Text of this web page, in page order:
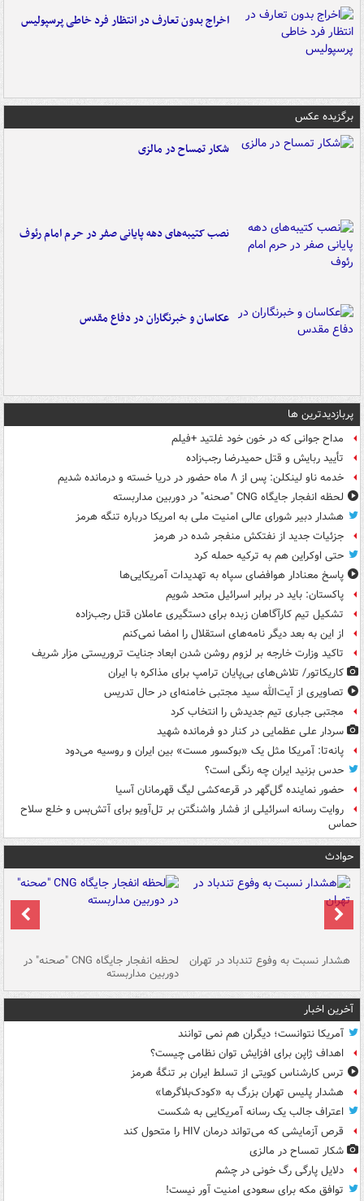
اخراج بدون تعارف در انتظار فرد خاطی پرسپولیس
برگزیده عکس
شکار تمساح در مالزی
نصب کتیبه‌های دهه پایانی صفر در حرم امام رئوف
عکاسان و خبرنگاران در دفاع مقدس
پربازدیدترین ها
مداح جوانی که در خون خود غلتید +فیلم
تأیید ربایش و قتل حمیدرضا رجب‌زاده
خدمه ناو لینکلن: پس از ۸ ماه حضور در دریا خسته و درمانده‌ شدیم
لحظه انفجار جایگاه CNG "صحنه" در دوربین مداربسته
هشدار دبیر شورای عالی امنیت ملی به امریکا درباره تنگه هرمز
جزئیات جدید از نفتکش منفجر شده در هرمز
حتی اوکراین هم به ترکیه حمله کرد
پاسخ معنادار هوافضای سپاه به تهدیدات آمریکایی‌ها
پاکستان: باید در برابر اسرائیل متحد شویم
تشکیل تیم کارآگاهان زبده برای دستگیری عاملان قتل رجب‌زاده
از این به بعد دیگر نامه‌های استقلال را امضا نمی‌کنم
تاکید وزارت خارجه بر لزوم روشن شدن ابعاد جنایت تروریستی مزار شریف
کاریکاتور/ تلاش‌های بی‌پایان ترامپ برای مذاکره با ایران
تصاویری از آیت‌الله سید مجتبی خامنه‌ای در حال تدریس
مجتبی جباری تیم جدیدش را انتخاب کرد
سردار علی عظمایی در کنار دو فرمانده شهید
پانه‌تا: آمریکا مثل یک «بوکسور مست» بین ایران و روسیه می‌دود
حدس بزنید ایران چه رنگی است؟
حضور نماینده گل‌گهر در قرعه‌کشی لیگ قهرمانان آسیا
روایت رسانه اسرائیلی از فشار واشنگتن بر تل‌آویو برای آتش‌بس و خلع سلاح
حماس
حوادث
هشدار نسبت به وفوع تندباد در تهران لحظه انفجار جایگاه CNG "صحنه" در
دوربین مداربسته
آخرین اخبار
آمریکا نتوانست؛ دیگران هم نمی توانند
اهداف ژاپن برای افزایش توان نظامی چیست؟
ترس کارشناس کویتی از تسلط ایران بر تنگۀ هرمز
هشدار پلیس تهران بزرگ به «کودک‌بلاگرها»
اعتراف جالب یک رسانه آمریکایی به شکست
قرص آزمایشی که می‌تواند درمان HIV را متحول کند
شکار تمساح در مالزی
دلایل پارگی رگ خونی در چشم
توافق مکه برای سعودی امنیت آور نیست!